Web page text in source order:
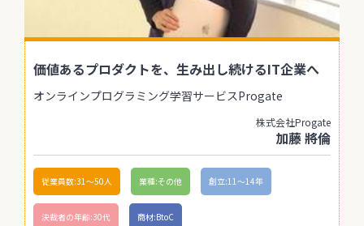
価値あるプロダクトを、生み出し続けるIT企業へ
オンラインプログラミング学習サービスProgate
株式会社Progate
加藤 將倫
従業員数:31〜50人 業種:その他 創立:11〜14年
決裁者の年齢:30代 商材:BtoC